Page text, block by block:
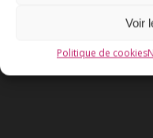
Voir
Politique de cookies
Qui sommes-nous ?